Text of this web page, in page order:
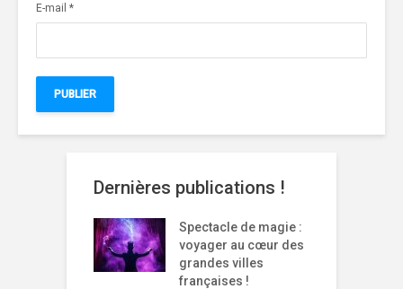
E-mail *
Dernières publications !
Spectacle de magie :
voyager au cœur des
grandes villes
françaises !